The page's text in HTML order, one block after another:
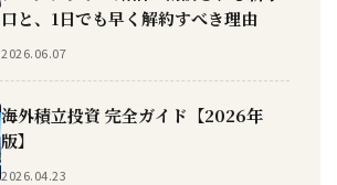
口と、1日でも早く解約すべき理由
2026.06.07
海外積立投資 完全ガイド【2026年
版】
2026.04.23